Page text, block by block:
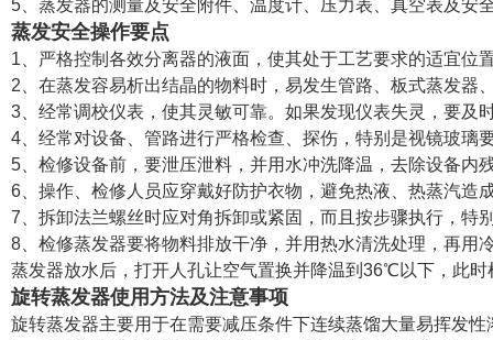
5、蒸发器的测量及安全附件、温度计、压力表、真空表及安
蒸发安全操作要点
1、严格控制各效分离器的液面，使其处于工艺要求的适宜位
2、在蒸发容易析出结晶的物料时，易发生管路、板式蒸发
3、经常调校仪表，使其灵敏可靠。如果发现仪表失灵，要及
4、经常对设备、管路进行严格检查、探伤，特别是视镜玻璃
5、检修设备前，要泄压泄料，并用水冲洗降温，去除设备内
6、操作、检修人员应穿戴好防护衣物，避免热液、热蒸汽造
7、拆卸法兰螺丝时应对角拆卸或紧固，而且按步骤执行，特
8、检修蒸发器要将物料排放干净，并用热水清洗处理，再用
蒸发器放水后，打开人孔让空气置换并降温到36℃以下，此
旋转蒸发器使用方法及注意事项
旋转蒸发器主要用于在需要减压条件下连续蒸馏大量易挥发